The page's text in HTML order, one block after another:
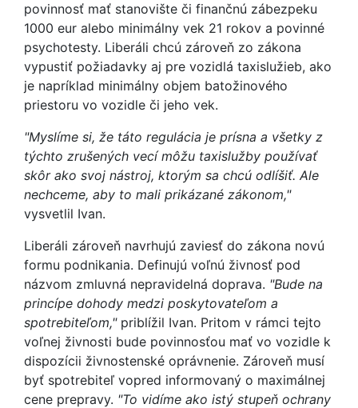
povinnosť mať stanovište či finančnú zábezpeku
1000 eur alebo minimálny vek 21 rokov a povinné
psychotesty. Liberáli chcú zároveň zo zákona
vypustiť požiadavky aj pre vozidlá taxislužieb, ako
je napríklad minimálny objem batožinového
priestoru vo vozidle či jeho vek.
"Myslíme si, že táto regulácia je prísna a všetky z
týchto zrušených vecí môžu taxislužby používať
skôr ako svoj nástroj, ktorým sa chcú odlíšiť. Ale
nechceme, aby to mali prikázané zákonom,"
vysvetlil Ivan.
Liberáli zároveň navrhujú zaviesť do zákona novú
formu podnikania. Definujú voľnú živnosť pod
názvom zmluvná nepravidelná doprava. "Bude na
princípe dohody medzi poskytovateľom a
spotrebiteľom,"priblížil Ivan. Pritom v rámci tejto
voľnej živnosti bude povinnosťou mať vo vozidle k
dispozícii živnostenské oprávnenie. Zároveň musí
byť spotrebiteľ vopred informovaný o maximálnej
cene prepravy. "To vidíme ako istý stupeň ochrany